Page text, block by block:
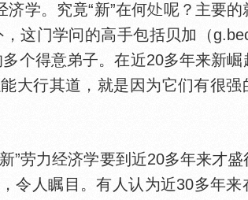
学。究竟“新”在何
呢？主要的
这门学问的高手包括贝加（
个得意弟子。在近20多年来新崛
大行其道，就是因为它们有很强
劳力经济学要到近20多年来才盛
令人瞩目。有人认为近30多年来